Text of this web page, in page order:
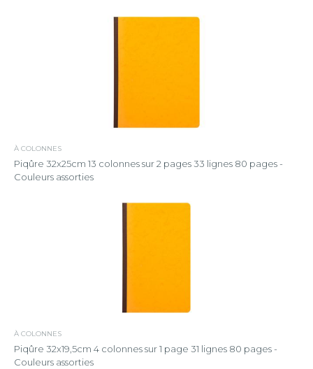
À COLONNES
Piqûre 32x25cm 13 colonnes sur 2 pages 33 lignes 80 pages -
Couleurs assorties
À COLONNES
Piqûre 32x19,5cm 4 colonnes sur 1 page 31 lignes 80 pages -
Couleurs assorties